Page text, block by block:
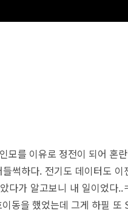
모를 이유로 정전이 되어 혼
썩하다. 전기도 데이터도
다가 알고보니 내 일이었다
동을 했었는데 그게 하필 또